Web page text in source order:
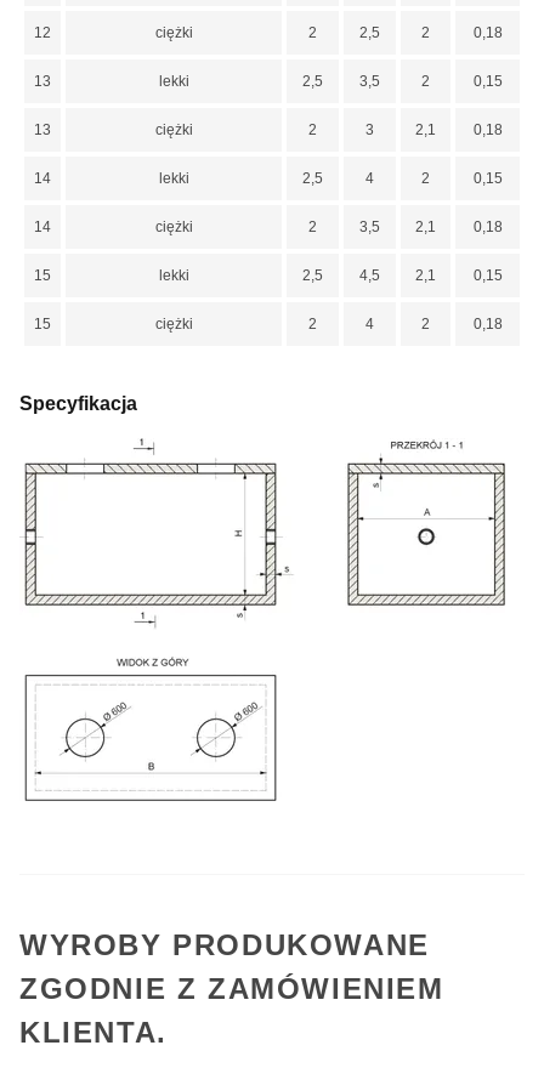
12 ciężki 2 2,5 2 0,18
13 lekki 2,5 3,5 2 0,15
13 ciężki 2 3 2,1 0,18
14 lekki 2,5 4 2 0,15
14 ciężki 2 3,5 2,1 0,18
15 lekki 2,5 4,5 2,1 0,15
15 ciężki 2 4 2 0,18
Specyfikacja
WYROBY PRODUKOWANE
ZGODNIE Z ZAMÓWIENIEM
KLIENTA.